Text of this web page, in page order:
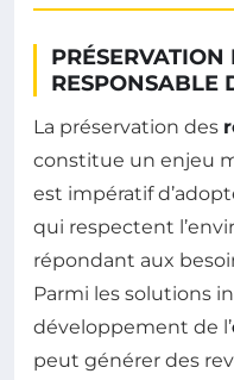
PRÉSERVATION
RESPONSABLE
La préservation des
constitue un enjeu
est impératif
qui respectent
répondant aux
Parmi les solutions
développement de l’
peut générer des